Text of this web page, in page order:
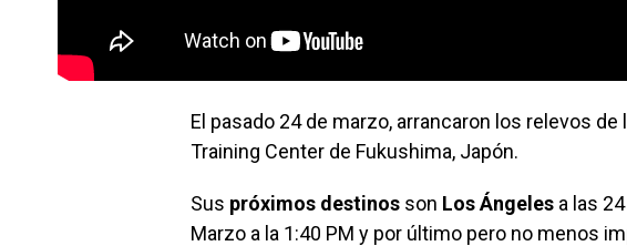
El pasado 24 de marzo, arrancaron los relevos
Training Center de Fukushima, Japón.
Sus próximos destinos son Los Ángeles a las
Marzo a la 1:40 PM y por último pero no menos